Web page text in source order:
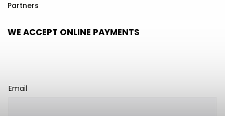
Partners
WE ACCEPT ONLINE PAYMENTS
Email